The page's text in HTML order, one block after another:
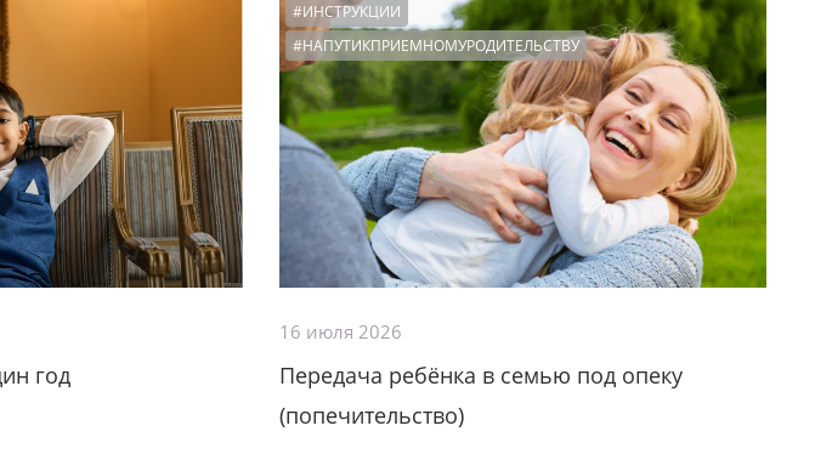
год
#ИНСТРУКЦИИ
#НАПУТИКПРИЕМНОМУРОДИТЕЛЬСТВУ
16 июля 2026
Передача ребёнка в семью под опеку
(попечительство)